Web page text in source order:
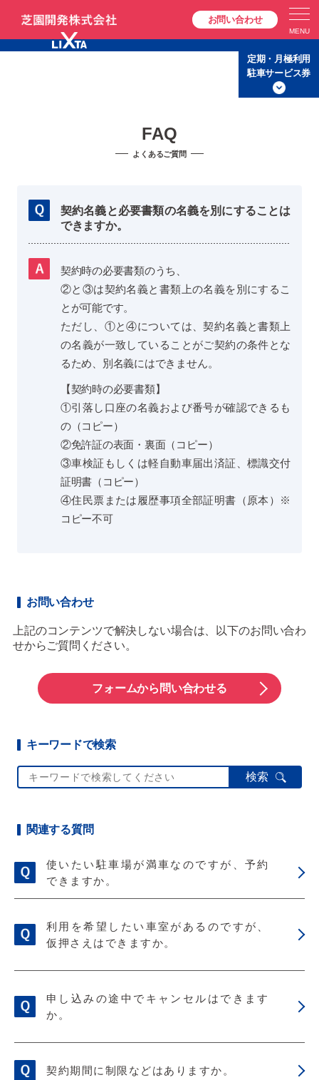
お問い合わせ
定期・月極利用
駐車サービス券
FAQ
契約名義と必要書類の名義を別にすることは
できますか。
契約時の必要書類のうち、
②と③は契約名義と書類上の名義を別にするこ
とが可能です。
ただし、①と④については、契約名義と書類上
の名義が一致していることがご契約の条件とな
るため、別名義にはできません。
【契約時の必要書類】
①引落し口座の名義および番号が確認できるも
の（コピー）
②免許証の表面・裏面（コピー）
③車検証もしくは軽自動車届出済証、標識交付
証明書（コピー）
④住民票または履歴事項全部証明書（原本）※
コピー不可
お問い合わせ
上記のコンテンツで解決しない場合は、以下のお問い合わ
せからご質問ください。
フォームから問い合わせる
キーワードで検索
検索
関連する質問
使いたい駐車場が満車なのですが、予約
できますか。
利用を希望したい車室があるのですが、
仮押さえはできますか。
申し込みの途中でキャンセルはできます
か。
契約期間に制限などはありますか。